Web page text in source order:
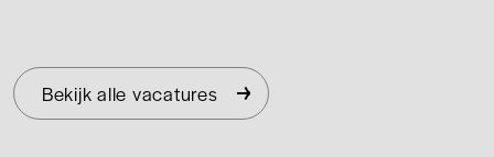
Bekijk alle vacatures